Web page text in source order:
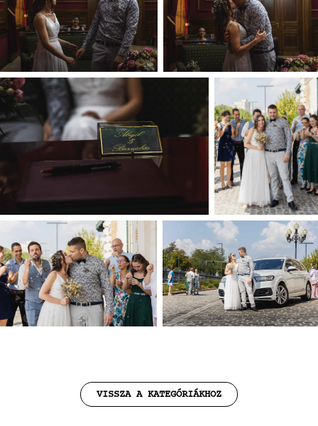
VISSZA A KATEGÓRIÁKHOZ